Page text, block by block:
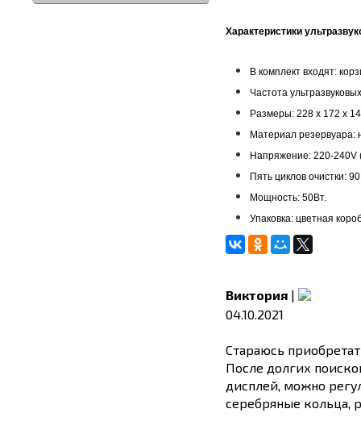
Характеристики
В комплект входят:
Частота
Размеры: 228 x 172 x
Материал резервуара:
Напряжение: 220-240V
Пять циклов очистки:
Мощность: 50Вт.
Упаковка: цветная
Виктория |
04.10.2021
Стараюсь
После долгих
дисплей, можно
серебряные кольца,